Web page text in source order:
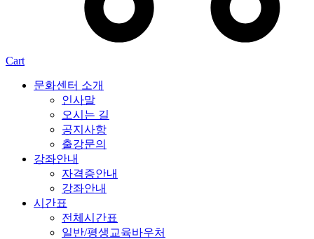
Cart
문화센터 소개
인사말
오시는 길
공지사항
출강문의
강좌안내
자격증안내
강좌안내
시간표
전체시간표
일반/평생교육바우처